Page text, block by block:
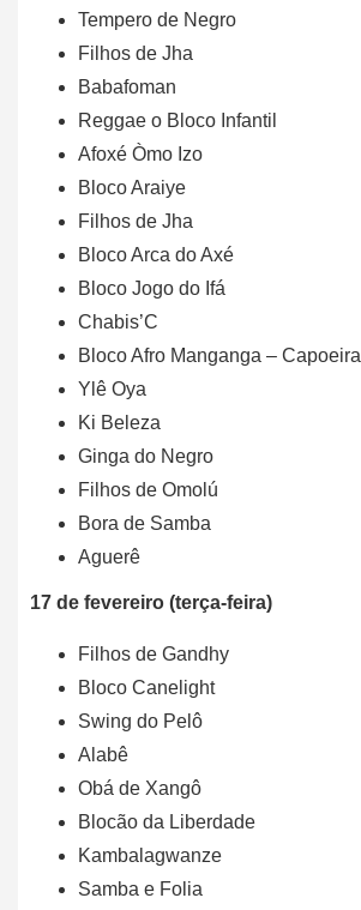
Tempero de Negro
Filhos de Jha
Babafoman
Reggae o Bloco Infantil
Afoxé Òmo Izo
Bloco Araiye
Filhos de Jha
Bloco Arca do Axé
Bloco Jogo do Ifá
Chabis’C
Bloco Afro Manganga – Capoeira
Ylê Oya
Ki Beleza
Ginga do Negro
Filhos de Omolú
Bora de Samba
Aguerê
17 de fevereiro (terça-feira)
Filhos de Gandhy
Bloco Canelight
Swing do Pelô
Alabê
Obá de Xangô
Blocão da Liberdade
Kambalagwanze
Samba e Folia